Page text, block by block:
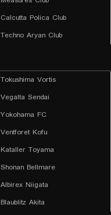
Calcutta Polica Club
Techno Aryan Club
Tokushima Vortis
Vegalta Sendai
Yokohama FC
Ventforet Kofu
Kataller Toyama
Shonan Bellmare
Albirex Niigata
Blaublitz Akita